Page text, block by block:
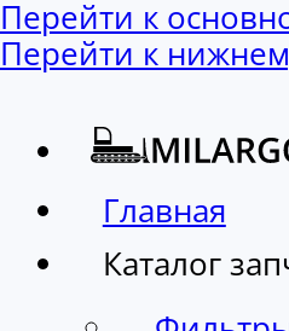
Перейти к
Перейти к
Главная
Каталог